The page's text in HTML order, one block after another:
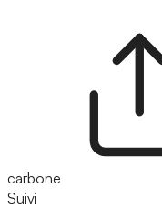
carbone
Suivi